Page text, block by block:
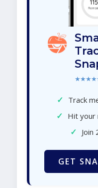
✓ Track
✓ Hit your
✓ Join
GET